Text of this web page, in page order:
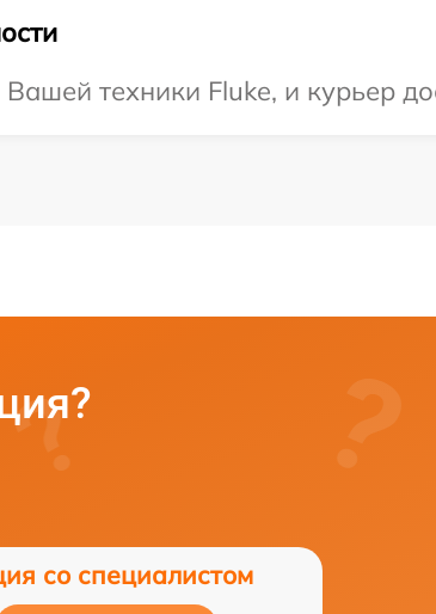
техники Fluke, и курьер
со специалистом